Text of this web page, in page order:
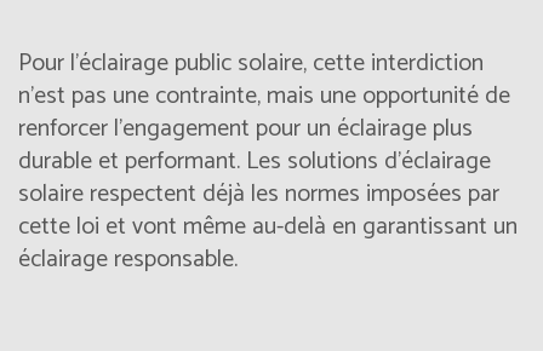
Pour l’éclairage public solaire, cette interdiction
n’est pas une contrainte, mais une opportunité de
renforcer l’engagement pour un éclairage plus
durable et performant. Les solutions d'éclairage
solaire respectent déjà les normes imposées par
cette loi et vont même au-delà en garantissant un
éclairage responsable.